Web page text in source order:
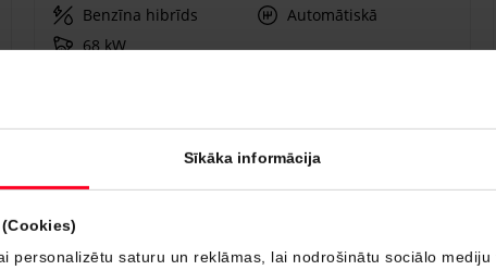
Sīkāka informācija
personalizētu saturu un reklāmas, lai nodrošinātu sociālo mediju
Benzīna hibrīds
Automātiskā
68 kW
Drīzumā